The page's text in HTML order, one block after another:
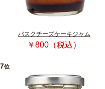
バスクチーズケーキジャム
￥800（税込）
7位